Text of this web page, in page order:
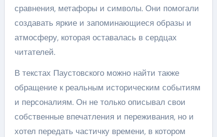
сравнения, метафоры и символы. Они помогали
создавать яркие и запоминающиеся образы и
атмосферу, которая оставалась в сердцах
читателей.
В текстах Паустовского можно найти также
обращение к реальным историческим событиям
и персоналиям. Он не только описывал свои
собственные впечатления и переживания, но и
хотел передать частичку времени, в котором